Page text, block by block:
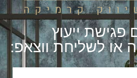
פגישת ייעוץ
או לשליחת ווצאפ: